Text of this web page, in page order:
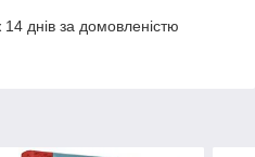
днів за домовленістю